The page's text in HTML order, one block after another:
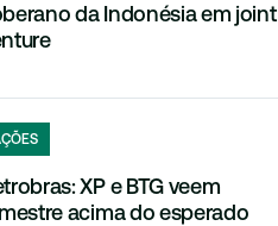
da Indonésia em joint
XP e BTG veem
acima do esperado